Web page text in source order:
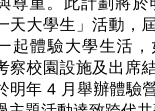
天大學生」活動，
起體驗大學生活
察校園設施及出席
明年 4 月舉辦體驗